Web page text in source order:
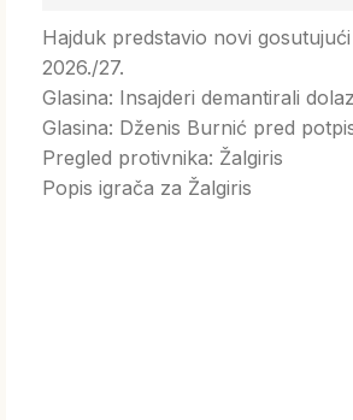
Hajduk predstavio novi
2026./27.
Glasina: Insajderi demantirali
Glasina: Dženis Burnić pred
Pregled protivnika: Žalgiris
Popis igrača za Žalgiris